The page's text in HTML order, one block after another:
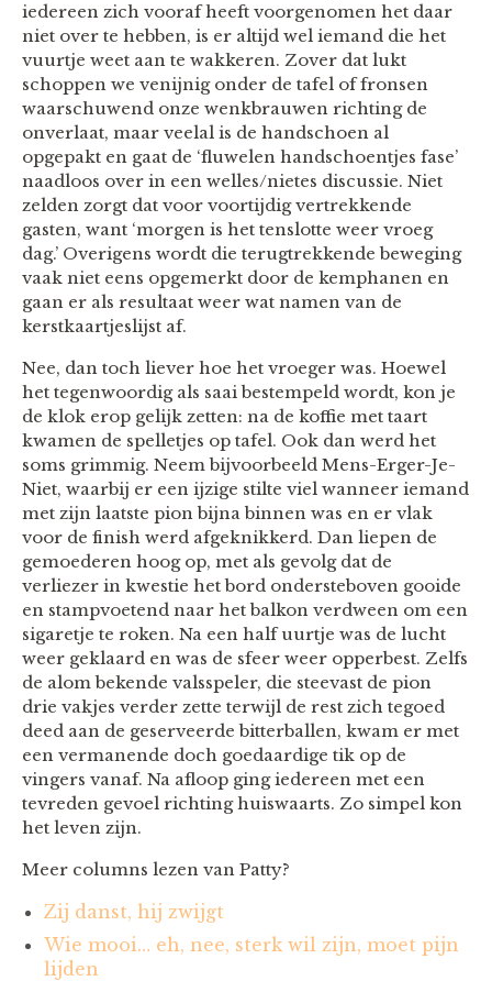
iedereen zich vooraf heeft voorgenomen het daar
niet over te hebben, is er altijd wel iemand die het
vuurtje weet aan te wakkeren. Zover dat lukt
schoppen we venijnig onder de tafel of fronsen
waarschuwend onze wenkbrauwen richting de
onverlaat, maar veelal is de handschoen al
opgepakt en gaat de ‘fluwelen handschoentjes fase’
naadloos over in een welles/nietes discussie. Niet
zelden zorgt dat voor voortijdig vertrekkende
gasten, want ‘morgen is het tenslotte weer vroeg
dag.’ Overigens wordt die terugtrekkende beweging
vaak niet eens opgemerkt door de kemphanen en
gaan er als resultaat weer wat namen van de
kerstkaartjeslijst af.
Nee, dan toch liever hoe het vroeger was. Hoewel
het tegenwoordig als saai bestempeld wordt, kon je
de klok erop gelijk zetten: na de koffie met taart
kwamen de spelletjes op tafel. Ook dan werd het
soms grimmig. Neem bijvoorbeeld Mens-Erger-Je-
Niet, waarbij er een ijzige stilte viel wanneer iemand
met zijn laatste pion bijna binnen was en er vlak
voor de finish werd afgeknikkerd. Dan liepen de
gemoederen hoog op, met als gevolg dat de
verliezer in kwestie het bord ondersteboven gooide
en stampvoetend naar het balkon verdween om een
sigaretje te roken. Na een half uurtje was de lucht
weer geklaard en was de sfeer weer opperbest. Zelfs
de alom bekende valsspeler, die steevast de pion
drie vakjes verder zette terwijl de rest zich tegoed
deed aan de geserveerde bitterballen, kwam er met
een vermanende doch goedaardige tik op de
vingers vanaf. Na afloop ging iedereen met een
tevreden gevoel richting huiswaarts. Zo simpel kon
het leven zijn.
Meer columns lezen van Patty?
Zij danst, hij zwijgt
Wie mooi… eh, nee, sterk wil zijn, moet pijn
lijden